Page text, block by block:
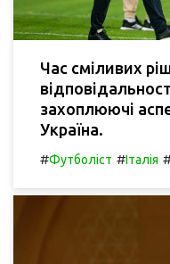
Час сміливих
захоплюючі
Україна.
#Футболіст #Італія